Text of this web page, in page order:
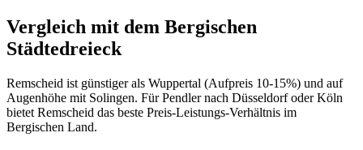
Vergleich mit dem Bergischen
Städtedreieck
Remscheid ist günstiger als Wuppertal (Aufpreis 10-15%) und auf
Augenhöhe mit Solingen. Für Pendler nach Düsseldorf oder Köln
bietet Remscheid das beste Preis-Leistungs-Verhältnis im
Bergischen Land.